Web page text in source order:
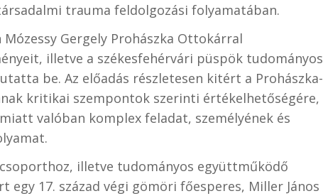
trauma feldolgozási folyamatában.
Gergely Prohászka Ottokárral
illetve a székesfehérvári püspök tudományos
be. Az előadás részletesen kitért a Prohászka-
kritikai szempontok szerinti értékelhetőségére,
valóban komplex feladat, személyének és
illetve tudományos együttműködő
17. század végi gömöri főesperes, Miller János